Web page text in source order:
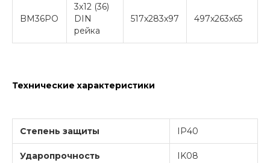
BM36PO
3x12 (36)
DIN
рейка
517x283x97 497x263x65
Технические характеристики
Степень защиты IP40
Ударопрочность IK08